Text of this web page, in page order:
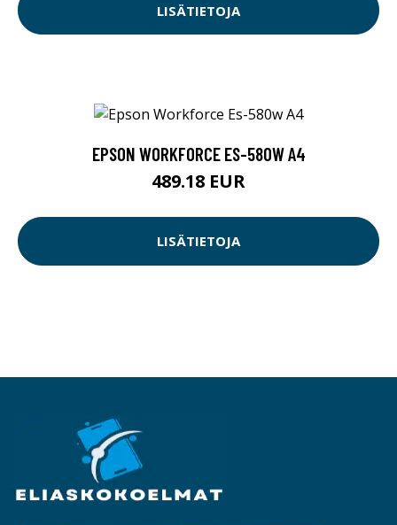
LISÄTIETOJA
EPSON WORKFORCE ES-580W A4
489.18 EUR
LISÄTIETOJA